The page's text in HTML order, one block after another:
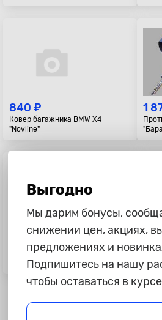
840 ₽
Ковер багажника BMW X4
"Novline"
1
650 ₽
Утеплитель решётки радиатора
+бампера Лада Гранта"Люкс"
376
Выгодно
Мы дарим бонусы,
снижении цен, акциях,
предложениях и
Подпишитесь на нашу
чтобы оставаться в курсе